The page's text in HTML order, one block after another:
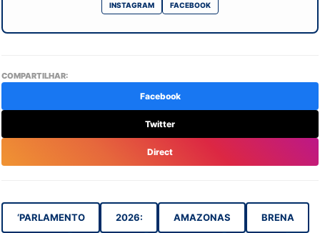
INSTAGRAM FACEBOOK
COMPARTILHAR:
Facebook
Twitter
Direct
‘PARLAMENTO 2026: AMAZONAS BRENA